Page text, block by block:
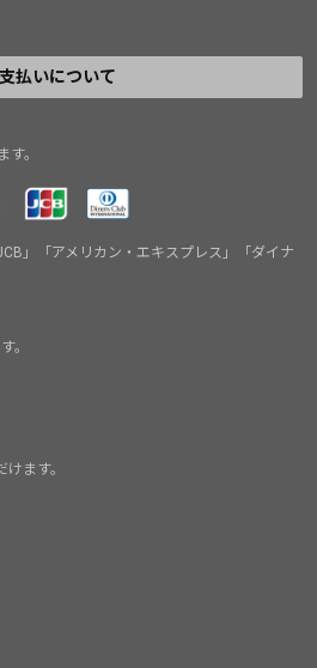
払いについて
。
」「アメリカン・エキスプレス」「ダイナ
。
ます。